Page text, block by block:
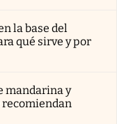
la base del
qué sirve y por
mandarina y
recomiendan